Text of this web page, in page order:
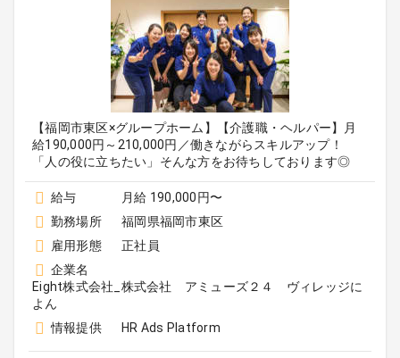
【福岡市東区×グループホーム】【介護職・ヘルパー】月
給190,000円～210,000円／働きながらスキルアップ！
「人の役に立ちたい」そんな方をお待ちしております◎
給与
月給 190,000円〜
勤務場所
福岡県福岡市東区
雇用形態
正社員
企業名
Eight株式会社_株式会社 アミューズ２４ ヴィレッジに
よん
情報提供
HR Ads Platform